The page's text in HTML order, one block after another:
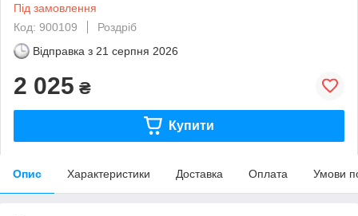
Під замовлення
Код: 900109
Роздріб
Відправка з 21 серпня 2026
2 025 ₴
Купити
Опис Характеристики Доставка Оплата Умови